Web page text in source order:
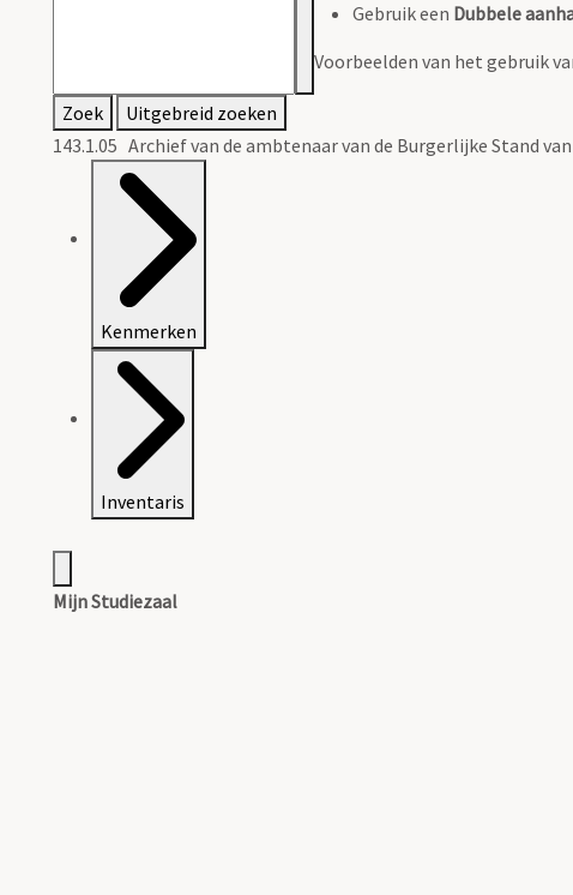
Gebruik een Dubbele
Voorbeelden van het gebruik
Zoek
Uitgebreid zoeken
143.1.05 Archief van de ambtenaar van de Burgerlijke Stand
Kenmerken
Inventaris
Mijn Studiezaal